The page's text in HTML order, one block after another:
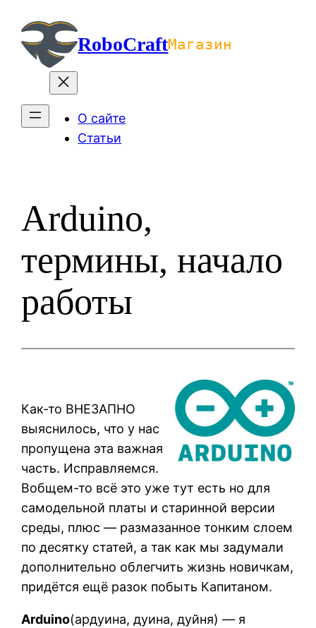
содержимомуRoboCraftМагазин
О сайте
Статьи
Arduino,
термины, начало
работы
Как-то ВНЕЗАПНО
выяснилось, что у нас
пропущена эта важная
часть. Исправляемся.
Вобщем-то всё это уже тут есть но для
самодельной платы и старинной версии
среды, плюс — размазанное тонким слоем
по десятку статей, а так как мы задумали
дополнительно облегчить жизнь новичкам,
придётся ещё разок побыть Капитаном.
Arduino(ардуина, дуина, дуйня) — я